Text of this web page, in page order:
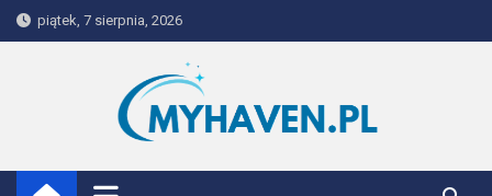
Skip
to
piątek, 7 sierpnia, 2026
Myhaven